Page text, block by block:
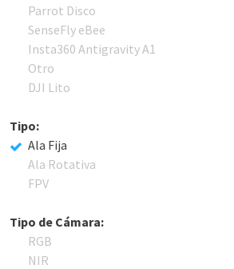
Parrot Disco
SenseFly eBee
Insta360 Antigravity A1
Otro
DJI Lito
Tipo:
Ala Fija
Ala Rotativa
FPV
Tipo de Cámara:
RGB
NIR